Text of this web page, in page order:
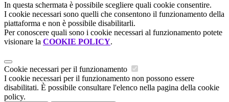
In questa schermata è possibile scegliere quali cookie consentire.
I cookie necessari sono quelli che consentono il funzionamento della
piattaforma e non è possibile disabilitarli.
Per conoscere quali sono i cookie necessari al funzionamento potete
visionare la COOKIE POLICY.
Cookie necessari per il funzionamento
I cookie necessari per il funzionamento non possono essere
disabilitati. È possibile consultare l'elenco nella pagina della cookie
policy.